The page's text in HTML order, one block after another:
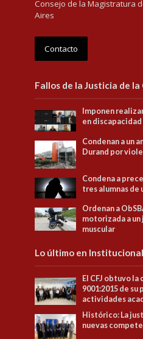
Consejo de la Magistratura
Aires
Contacto
Fallos de la Justicia de la
Imponen
en
Condenan a un
Durand por
Condena a
tres alumnas de
Ordenan a
motorizada a
muscular
Lo último en Institucional
El CFJ obtuvo
9001:2015 de
actividades
Histórico: La
nuevas